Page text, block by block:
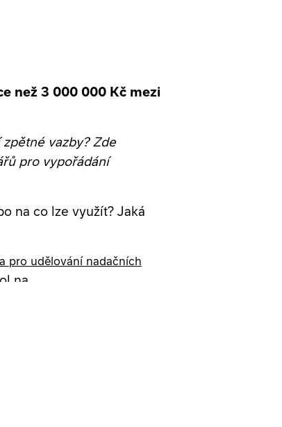
než 3 000 000 Kč mezi
vazby? Zde
pro vypořádání
na co lze využít? Jaká
pro udělování nadačních
na